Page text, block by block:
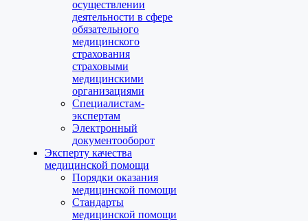
осуществлении
деятельности в сфере
обязательного
медицинского
страхования
страховыми
медицинскими
организациями
Специалистам-
экспертам
Электронный
документооборот
Эксперту качества
медицинской помощи
Порядки оказания
медицинской помощи
Стандарты
медицинской помощи